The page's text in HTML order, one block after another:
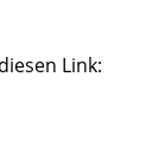
Link: